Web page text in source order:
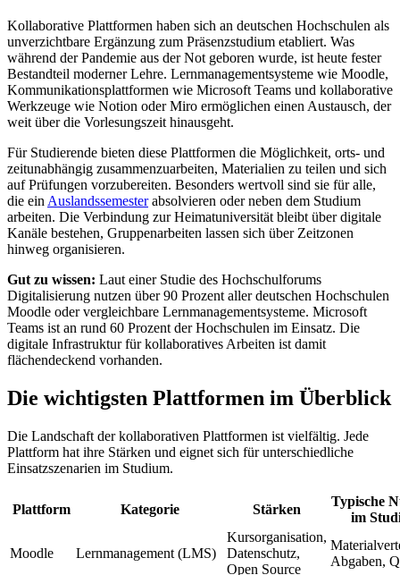
Kollaborative Plattformen haben sich an deutschen Hochschulen als
unverzichtbare Ergänzung zum Präsenzstudium etabliert. Was
während der Pandemie aus der Not geboren wurde, ist heute fester
Bestandteil moderner Lehre. Lernmanagementsysteme wie Moodle,
Kommunikationsplattformen wie Microsoft Teams und kollaborative
Werkzeuge wie Notion oder Miro ermöglichen einen Austausch, der
weit über die Vorlesungszeit hinausgeht.
Für Studierende bieten diese Plattformen die Möglichkeit, orts- und
zeitunabhängig zusammenzuarbeiten, Materialien zu teilen und sich
auf Prüfungen vorzubereiten. Besonders wertvoll sind sie für alle,
die ein Auslandssemesterabsolvieren oder neben dem Studium
arbeiten. Die Verbindung zur Heimatuniversität bleibt über digitale
Kanäle bestehen, Gruppenarbeiten lassen sich über Zeitzonen
hinweg organisieren.
Gut zu wissen: Laut einer Studie des Hochschulforums
Digitalisierung nutzen über 90 Prozent aller deutschen Hochschulen
Moodle oder vergleichbare Lernmanagementsysteme. Microsoft
Teams ist an rund 60 Prozent der Hochschulen im Einsatz. Die
digitale Infrastruktur für kollaboratives Arbeiten ist damit
flächendeckend vorhanden.
Die wichtigsten Plattformen im Überblick
Die Landschaft der kollaborativen Plattformen ist vielfältig. Jede
Plattform hat ihre Stärken und eignet sich für unterschiedliche
Einsatzszenarien im Studium.
Plattform Kategorie Stärken
Typische
im
Moodle Lernmanagement (LMS)
Kursorganisation,
Datenschutz,
Open Source
Abgaben,